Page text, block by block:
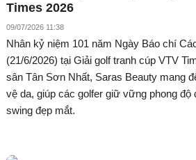
Times 2026
09/07/2026 11:38
Nhân kỷ niệm 101 năm Ngày Báo chí
(21/6/2026) tại Giải golf tranh cúp VTV
sân Tân Sơn Nhất, Saras Beauty mang
vệ da, giúp các golfer giữ vững phong độ
swing đẹp mắt.